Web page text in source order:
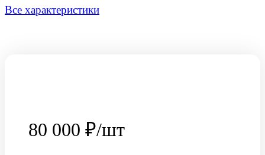
Все характеристики
80 000 ₽/шт